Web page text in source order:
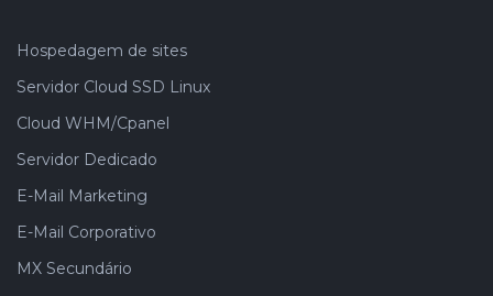
Hospedagem de sites
Servidor Cloud SSD Linux
Cloud WHM/Cpanel
Servidor Dedicado
E-Mail Marketing
E-Mail Corporativo
MX Secundário